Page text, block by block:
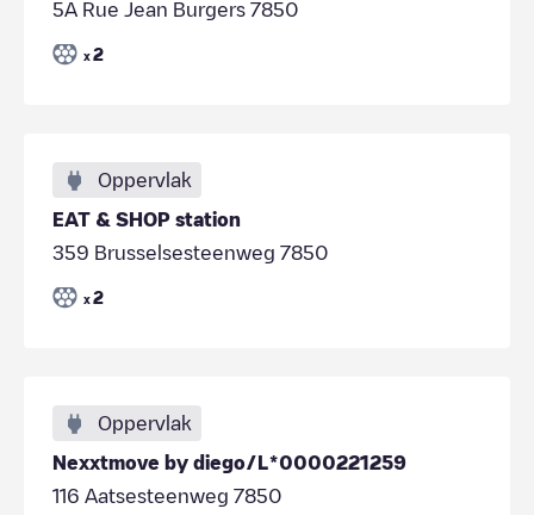
5A Rue Jean Burgers 7850
x 2
Oppervlak
EAT & SHOP station
359 Brusselsesteenweg 7850
x 2
Oppervlak
Nexxtmove by diego/L*0000221259
116 Aatsesteenweg 7850